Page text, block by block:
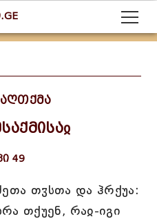
49
თჳსთა და ჰრქუა:
თქუენ, რაჲ-იგი